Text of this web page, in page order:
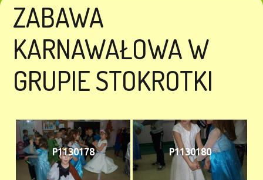
ZABAWA
KARNAWAŁOWA W
GRUPIE STOKROTKI
P1130178 P1130180